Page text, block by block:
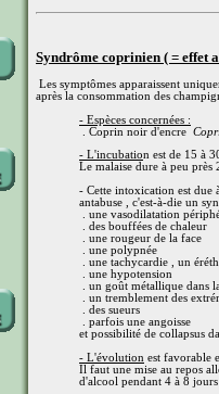
Syndrôme coprinien ( = effet
Les symptômes apparaissent
après la consommation des
- Espèces concernées :
. Coprin noir d'encre
- L'incubation est de 15 à
Le malaise dure à peu près
- Cette intoxication est due
antabuse , c'est-à-die un
. une vasodilatation
. des bouffées de chaleur
. une rougeur de la face
. une polypnée
. une tachycardie , un
. une hypotension
. un goût métallique dans
. un tremblement des
. des sueurs
. parfois une angoisse
et possibilité de collapsus
- L'évolution est favorable
Il faut une mise au repos
d'alcool pendant 4 à 8